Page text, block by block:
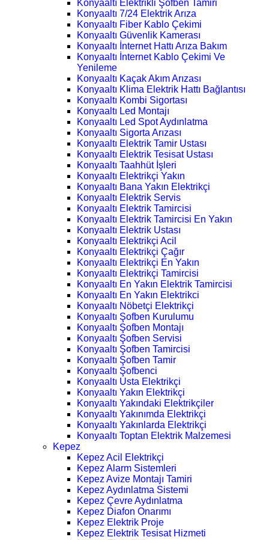
Konyaaltı Elektrikli Şofben Tamiri
Konyaaltı 7/24 Elektrik Arıza
Konyaaltı Fiber Kablo Çekimi
Konyaaltı Güvenlik Kamerası
Konyaaltı İnternet Hattı Arıza Bakım
Konyaaltı İnternet Kablo Çekimi Ve
Yenileme
Konyaaltı Kaçak Akım Arızası
Konyaaltı Klima Elektrik Hattı Bağlantısı
Konyaaltı Kombi Sigortası
Konyaaltı Led Montajı
Konyaaltı Led Spot Aydınlatma
Konyaaltı Sigorta Arızası
Konyaaltı Elektrik Tamir Ustası
Konyaaltı Elektrik Tesisat Ustası
Konyaaltı Taahhüt İşleri
Konyaaltı Elektrikçi Yakın
Konyaaltı Bana Yakın Elektrikçi
Konyaaltı Elektrik Servis
Konyaaltı Elektrik Tamircisi
Konyaaltı Elektrik Tamircisi En Yakın
Konyaaltı Elektrik Ustası
Konyaaltı Elektrikçi Acil
Konyaaltı Elektrikçi Çağır
Konyaaltı Elektrikçi En Yakın
Konyaaltı Elektrikçi Tamircisi
Konyaaltı En Yakın Elektrik Tamircisi
Konyaaltı En Yakın Elektrikci
Konyaaltı Nöbetçi Elektrikçi
Konyaaltı Şofben Kurulumu
Konyaaltı Şofben Montajı
Konyaaltı Şofben Servisi
Konyaaltı Şofben Tamircisi
Konyaaltı Şofben Tamir
Konyaaltı Şofbenci
Konyaaltı Usta Elektrikçi
Konyaaltı Yakın Elektrikçi
Konyaaltı Yakındaki Elektrikçiler
Konyaaltı Yakınımda Elektrikçi
Konyaaltı Yakınlarda Elektrikçi
Konyaaltı Toptan Elektrik Malzemesi
Kepez
Kepez Acil Elektrikçi
Kepez Alarm Sistemleri
Kepez Avize Montajı Tamiri
Kepez Aydınlatma Sistemi
Kepez Çevre Aydınlatma
Kepez Diafon Onarımı
Kepez Elektrik Proje
Kepez Elektrik Tesisat Hizmeti